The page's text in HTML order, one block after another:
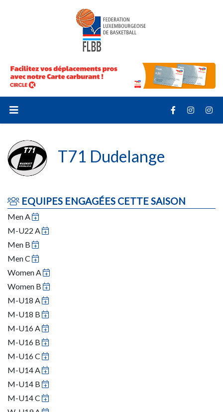
T71 Dudelange
EQUIPES ENGAGÉES CETTE SAISON
Men A
M-U22 A
Men B
Men C
Women A
Women B
M-U18 A
M-U18 B
M-U16 A
M-U16 B
M-U16 C
M-U14 A
M-U14 B
M-U14 C